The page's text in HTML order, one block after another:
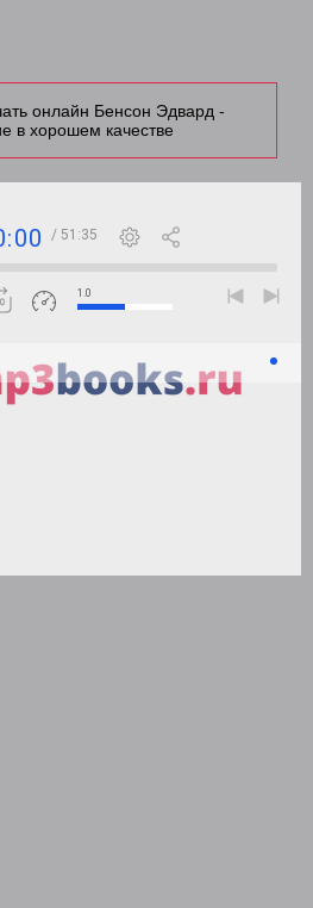
онлайн Бенсон Эдвард -
в хорошем качестве
/ 51:35
1.0